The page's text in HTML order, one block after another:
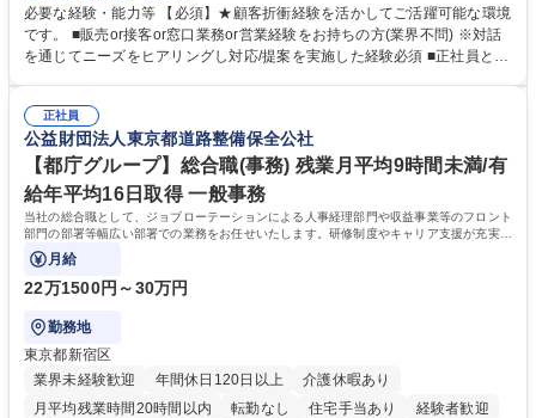
ーション、お客様対応 ■窓口にて、ご来店された個人のお客様に対して金
融商品のご提案 ■効率的な事務運用の検討・構築等 ≪業務紹介：ご応募前
に必ずご覧ください≫ ※記事 https://www.mysite.bk.mufg.jp/career/circle/
必要な経験・能力等 【必須】★顧客折衝経験を活かしてご活躍可能な環境
です。 ■販売or接客or窓口業務or営業経験をお持ちの方(業界不問) ※対話
を通じてニーズをヒアリングし対応/提案を実施した経験必須 ■正社員とし
るので安心して入行いただけます。 幅広いキャリアの選択肢があり、公募
や社内副業等を活用し、 一人ひとりが挑戦できるカルチャーが浸透してい
ます。 学歴・資格 学歴：大学院 大学 高専 短大 専修学校 高校 語学力：
資格：
正社員
公益財団法人東京都道路整備保全公社
【都庁グループ】総合職(事務) 残業月平均9時間未満/有
給年平均16日取得 一般事務
当社の総合職として、ジョブローテーションによる人事経理部門や収益事業等のフロント
部門の部署等幅広い部署での業務をお任せいたします。研修制度やキャリア支援が充実し
ております！ ※下記業務詳細
月給
22万1500円～30万円
勤務地
東京都新宿区
業界未経験歓迎
年間休日120日以上
介護休暇あり
月平均残業時間20時間以内
転勤なし 住宅手当あり
経験者歓迎